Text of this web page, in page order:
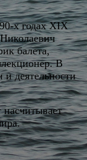
х годах XIX
балета,
В
деятельности